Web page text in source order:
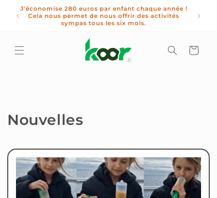
passer
au
!
J'économise 280 euros par enfant chaque année !
Cela nous permet de nous offrir des activités
sympas tous les six mois.
Panier
Nouvelles